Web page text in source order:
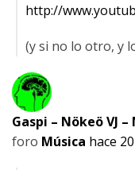
http://
(y si no lo otro, y
Gaspi – Nökeö VJ –
foro Música hace